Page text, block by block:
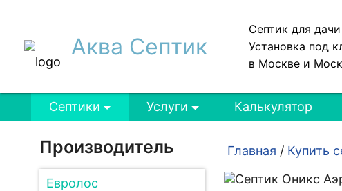
Аква Септик
Септик для
Установка под
в Москве и
Септики Услуги Калькулятор
Производитель
Евролос
Главная / Купить